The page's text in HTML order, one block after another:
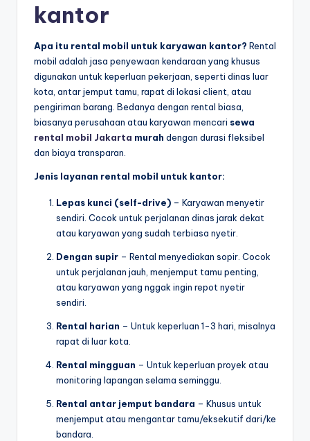
kantor
Apa itu rental mobil untuk karyawan kantor? Rental
mobil adalah jasa penyewaan kendaraan yang khusus
digunakan untuk keperluan pekerjaan, seperti dinas luar
kota, antar jemput tamu, rapat di lokasi client, atau
pengiriman barang. Bedanya dengan rental biasa,
biasanya perusahaan atau karyawan mencari sewa
rental mobil Jakarta murah dengan durasi fleksibel
dan biaya transparan.
Jenis layanan rental mobil untuk kantor:
Lepas kunci (self-drive) – Karyawan menyetir
sendiri. Cocok untuk perjalanan dinas jarak dekat
atau karyawan yang sudah terbiasa nyetir.
Dengan supir – Rental menyediakan sopir. Cocok
untuk perjalanan jauh, menjemput tamu penting,
atau karyawan yang nggak ingin repot nyetir
sendiri.
Rental harian – Untuk keperluan 1-3 hari, misalnya
rapat di luar kota.
Rental mingguan – Untuk keperluan proyek atau
monitoring lapangan selama seminggu.
Rental antar jemput bandara – Khusus untuk
menjemput atau mengantar tamu/eksekutif dari/ke
bandara.